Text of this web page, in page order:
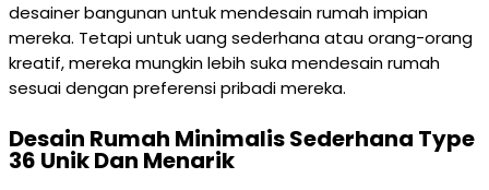
desainer bangunan untuk mendesain rumah impian
mereka. Tetapi untuk uang sederhana atau orang-orang
kreatif, mereka mungkin lebih suka mendesain rumah
sesuai dengan preferensi pribadi mereka.
Desain Rumah Minimalis Sederhana Type
36 Unik Dan Menarik